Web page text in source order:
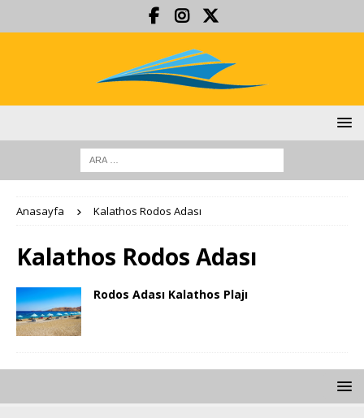
Anasayfa Kalathos Rodos Adası
Kalathos Rodos Adası
Rodos Adası Kalathos Plajı